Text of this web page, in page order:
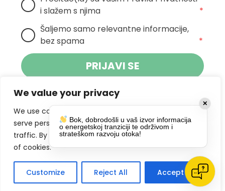
We value your privacy
We use cookies to enhance your browsing experience,
serve personalized ads or content, and analyze our
traffic. By clicking "Accept All", you consent to our use
of cookies.
Customize Reject All Accept All
i slažem s njima
*
Šaljemo samo relevantne informacije,
bez spama
*
PRIJAVI SE
Klikom na gumb dajete suglasnost za
primanje novosti Pokreta Otoka te se
slažete spolitikom privatnosti.
DRUŠTVENE MREŽE
✕
Bok, dobrodošli u vaš izvor informacija
o energetskoj tranziciji te održivom i
strateškom razvoju otoka!